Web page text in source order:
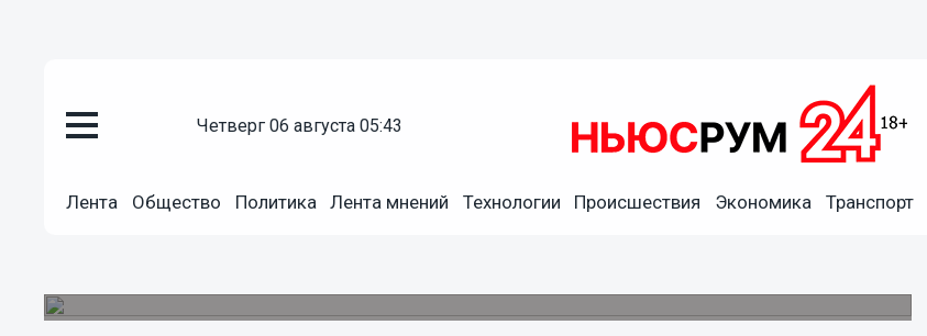
четверг 06 августа 05:43
Лента Общество Политика Лента мнений Технологии Происшествия Экономика Транспорт
Владимир Путин объявил дни с 1 по 10 мая в России